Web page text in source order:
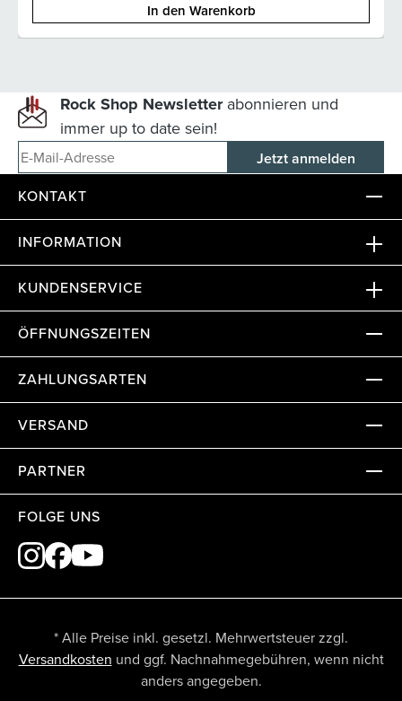
In den Warenkorb
Rock Shop Newsletterabonnieren und
immer up to date sein!
E-Mail-Adresse
KONTAKT
INFORMATION
KUNDENSERVICE
ÖFFNUNGSZEITEN
ZAHLUNGSARTEN
VERSAND
PARTNER
FOLGE UNS
* Alle Preise inkl. gesetzl. Mehrwertsteuer zzgl.
Versandkosten und ggf. Nachnahmegebühren, wenn nicht
anders angegeben.